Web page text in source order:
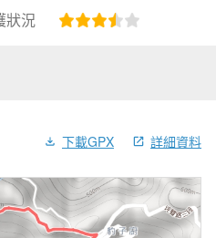
狀況
下載GPX 詳細資料